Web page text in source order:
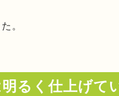
。
るく仕上げて